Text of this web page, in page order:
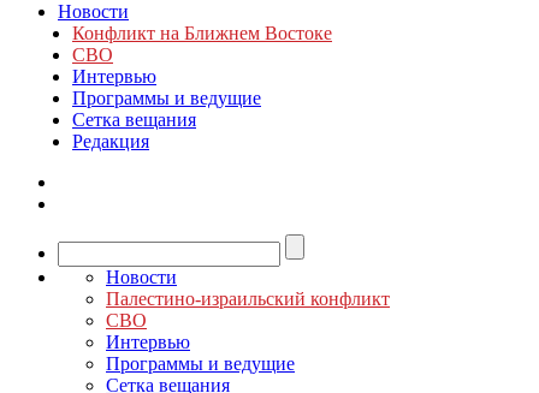
Новости
Конфликт на Ближнем Востоке
СВО
Интервью
Программы и ведущие
Сетка вещания
Редакция
Новости
Палестино-израильский конфликт
СВО
Интервью
Программы и ведущие
Сетка вещания